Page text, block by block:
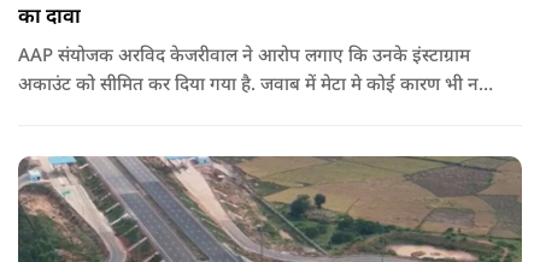
का दावा
AAP संयोजक अरविद केजरीवाल ने आरोप लगाए कि उनके इंस्टाग्राम
अकाउंट को सीमित कर दिया गया है. जवाब में मेटा मे कोई कारण भी नहीं